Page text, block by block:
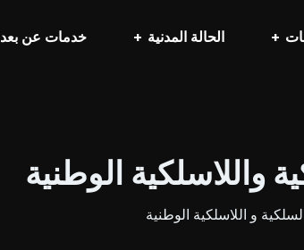
الحالة المدنية خدمات عن بعد
واللاسلكية الوطنية
و اللاسلكية الوطنية